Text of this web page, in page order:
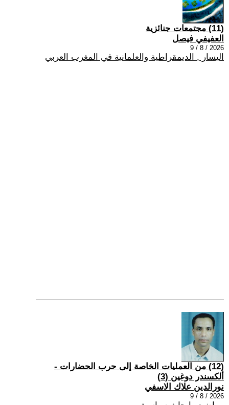
(11) مجتمعات جنائزية
العفيفي فيصل
2026 / 8 / 9
اليسار , الديمقراطية والعلمانية في المغرب العربي
(12) من العمليات الخاصة إلى حرب الحضارات -
ألكسندر دوغين (3)
نورالدين علاك الاسفي
2026 / 8 / 9